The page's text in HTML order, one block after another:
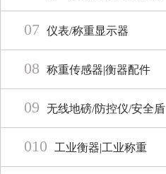
07 仪表/称重显示器
08 称重传感器|衡器配件
09 无线地磅/防控仪/安全盾
010 工业衡器|工业称重